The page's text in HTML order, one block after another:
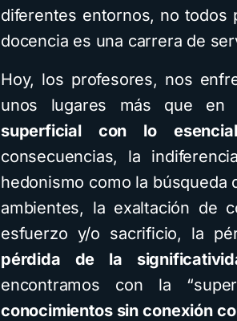
diferentes entornos, no todos
docencia es una carrera de
Hoy, los profesores, nos
unos lugares más que
superficial con lo
consecuencias, la
hedonismo como la
ambientes, la exaltación de
esfuerzo y/o sacrificio, la
pérdida de la
encontramos con la
conocimientos sin conexión